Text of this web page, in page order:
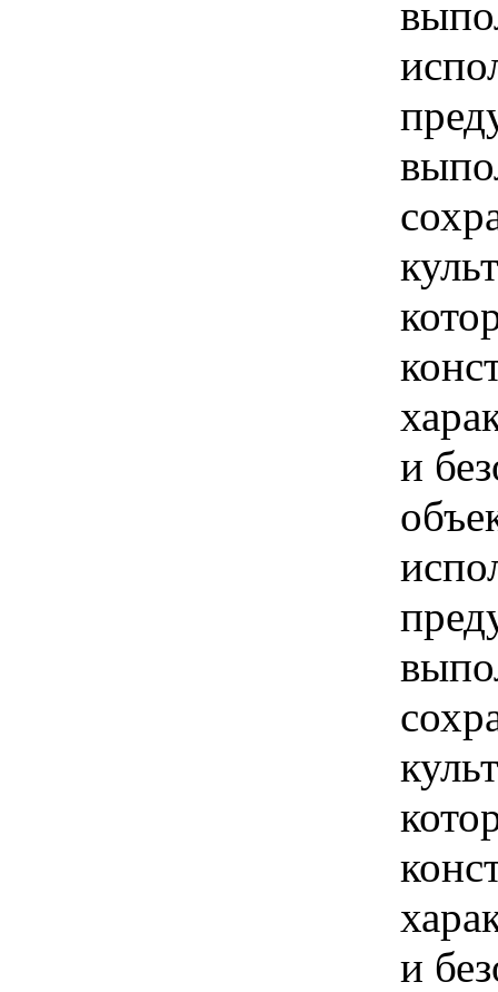
и
и